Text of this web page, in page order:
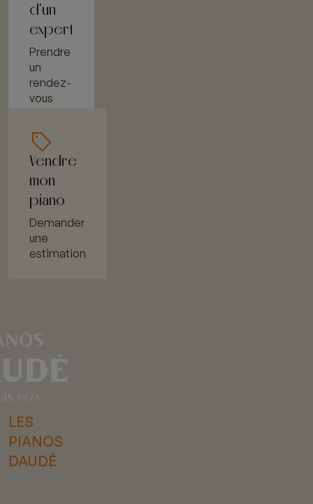
d'un
expert
Prendre
un
rendez-
vous
Vendre
mon
piano
Demander
une
estimation
LES
PIANOS
DAUDÉ